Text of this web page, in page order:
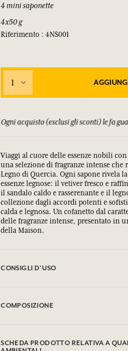
4 mini saponette
4x50 g
Riferimento : 4NS001
1
Ogni acquisto (esclusi gli sconti) le fa
Viaggi al cuore delle essenze nobili
una selezione di fragranze intense
Legno di Quercia. Ogni sapone rivela
essenze legnose: il vetiver fresco e
il sandalo caldo e rasserenante e il
collezione dagli accordi potenti e
calda e legnosa. Un cofanetto dal
delle fragranze intense, presentato in
della Maison.
CONSIGLI D'USO
COMPOSIZIONE
Sodium Palmate, Sodium Palm
Palm Kernel Acid, Glycerin, Sodium
SCHEDA PRODOTTO RELATIVA A